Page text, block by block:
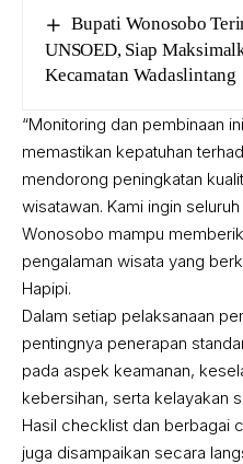
Bupati Wonosobo
UNSOED, Siap
Kecamatan Wadaslintang
“Monitoring dan pembinaan
memastikan kepatuhan
mendorong peningkatan
wisatawan. Kami ingin
Wonosobo mampu
pengalaman wisata yang
Hapipi.
Dalam setiap pelaksanaan
pentingnya penerapan
pada aspek keamanan,
kebersihan, serta kelayakan
Hasil checklist dan berbagai
juga disampaikan secara